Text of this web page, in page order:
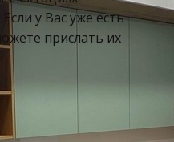
у Вас уже есть
прислать их